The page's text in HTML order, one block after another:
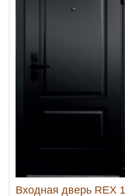
Входная дверь REX